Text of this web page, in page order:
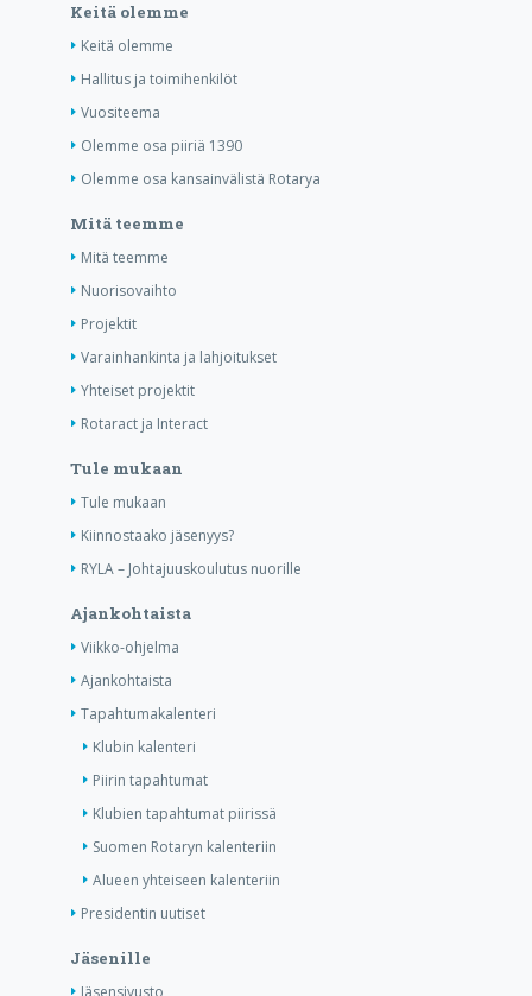
Keitä olemme
Keitä olemme
Hallitus ja toimihenkilöt
Vuositeema
Olemme osa piiriä 1390
Olemme osa kansainvälistä Rotarya
Mitä teemme
Mitä teemme
Nuorisovaihto
Projektit
Varainhankinta ja lahjoitukset
Yhteiset projektit
Rotaract ja Interact
Tule mukaan
Tule mukaan
Kiinnostaako jäsenyys?
RYLA – Johtajuuskoulutus nuorille
Ajankohtaista
Viikko-ohjelma
Ajankohtaista
Tapahtumakalenteri
Klubin kalenteri
Piirin tapahtumat
Klubien tapahtumat piirissä
Suomen Rotaryn kalenteriin
Alueen yhteiseen kalenteriin
Presidentin uutiset
Jäsenille